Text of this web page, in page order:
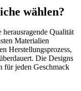
wählen?
Qualität
Materialien
Herstellungsprozess,
Die Designs
für jeden Geschmack